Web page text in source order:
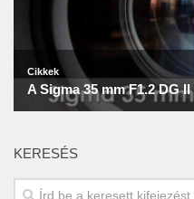
KERESÉS